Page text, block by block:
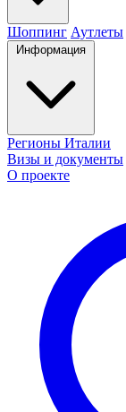
Шоппинг Аутлеты
Информация
Регионы Италии
Визы и документы
О проекте